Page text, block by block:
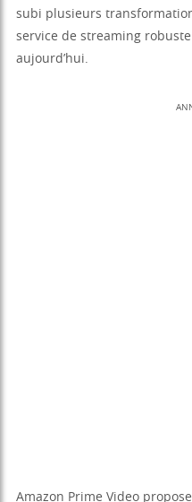
subi plusieurs
service de streaming
aujourd’hui.
Amazon Prime Video